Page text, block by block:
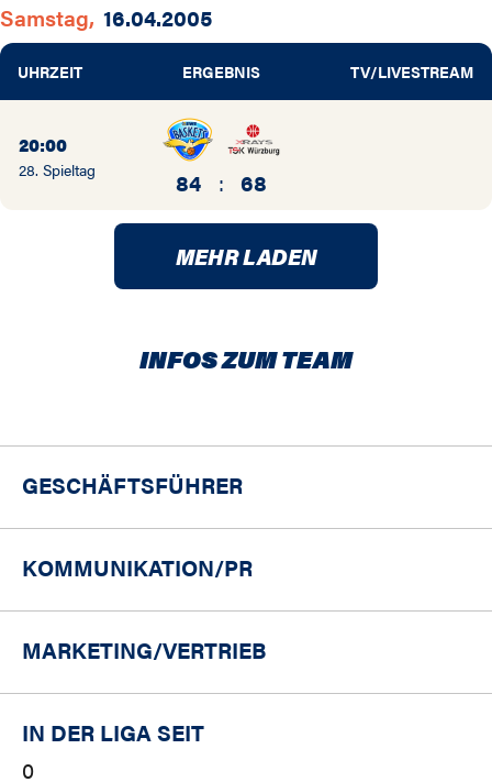
Samstag, 16.04.2005
UHRZEIT ERGEBNIS TV/LIVESTREAM
20:00
28. Spieltag 84 : 68
MEHR LADEN
INFOS ZUM TEAM
GESCHÄFTSFÜHRER
KOMMUNIKATION/PR
MARKETING/VERTRIEB
IN DER LIGA SEIT
0